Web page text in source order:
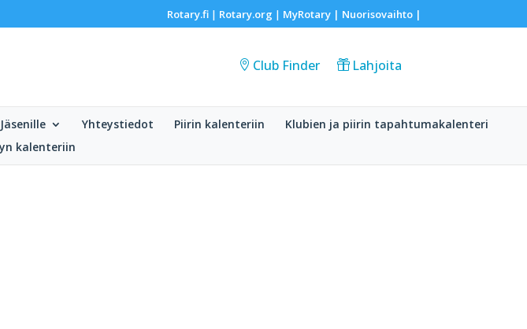
Rotary.fi| Rotary.org | MyRotary | Nuorisovaihto|
Club Finder Lahjoita
Jäsenille Yhteystiedot Piirin kalenteriin
Klubien ja piirin tapahtumakalenteri
kalenteriin